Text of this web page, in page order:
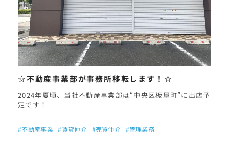
☆不動産事業部が事務所移転します！☆
2024年夏頃、当社不動産事業部は“中央区板屋町”に出店予
定です！
#不動産事業 #賃貸仲介 #売買仲介 #管理業務